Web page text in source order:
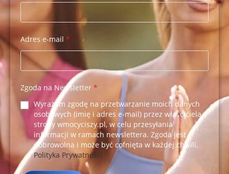
Adres e-mail *
Zgoda na Newsletter *
Wyrażam zgodę na przetwarzanie moich danych
osobowych (imię i adres e-mail) przez właściciela
strony wmocyciszy.pl, w celu przesyłania
informacji w ramach newslettera. Zgoda jest
dobrowolna i może być cofnięta w każdej chwili.
Polityka Prywatności